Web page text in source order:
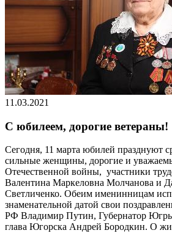
11.03.2021
C юбилеем, дорогие ветераны!
Сегодня, 11 марта юбилей празднуют
сильные женщины, дорогие и
Отечественной войны, участники
Валентина Маркеловна Молчанова и
Светличенко. Обеим именинницам
знаменательной датой свои
РФ Владимир Путин, Губернатор
глава Югорска Андрей Бородкин. О